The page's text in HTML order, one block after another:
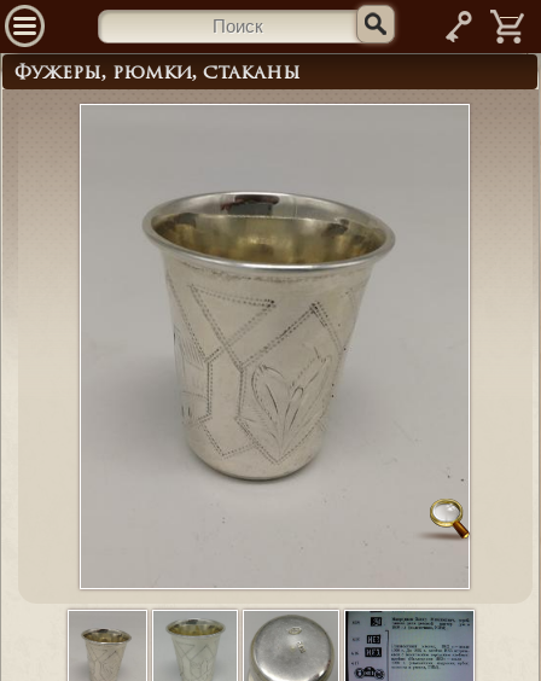
—
Фужеры, рюмки, стаканы